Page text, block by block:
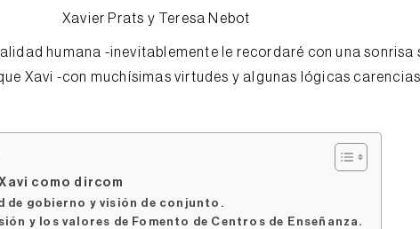
Xavier Prats y Teresa Nebot
humana -inevitablemente le recordaré con una
Xavi -con muchísimas virtudes y algunas lógicas
como dircom
de gobierno y visión de conjunto.
y los valores de Fomento de Centros de Enseñanza.